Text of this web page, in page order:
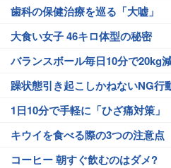
歯科の保健治療を巡る「大嘘」
大食い女子 46キロ体型の秘密
バランスボール毎日10分で20kg
躁状態引き起こしかねないNG行
1日10分で手軽に「ひざ痛対策」
キウイを食べる際の3つの注意点
コーヒー 朝すぐ飲むのはダメ?